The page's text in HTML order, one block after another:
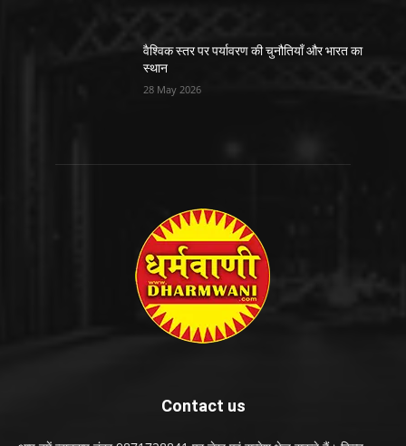
वैश्विक स्तर पर पर्यावरण की चुनौतियाँ और भारत का
स्थान
28 May 2026
Contact us